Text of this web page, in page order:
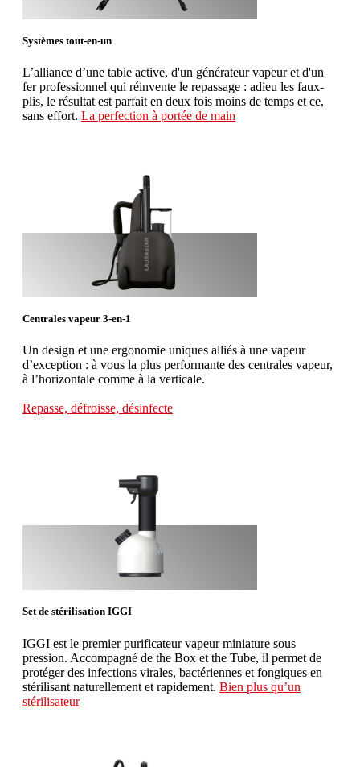
Systèmes tout-en-un
L’alliance d’une table active, d'un générateur vapeur et d'un
fer professionnel qui réinvente le repassage : adieu les faux-
plis, le résultat est parfait en deux fois moins de temps et ce,
sans effort. La perfection à portée de main
Centrales vapeur 3-en-1
Un design et une ergonomie uniques alliés à une vapeur
d’exception : à vous la plus performante des centrales vapeur,
à l’horizontale comme à la verticale.
Repasse, défroisse, désinfecte
Set de stérilisation IGGI
IGGI est le premier purificateur vapeur miniature sous
pression. Accompagné de the Box et the Tube, il permet de
protéger des infections virales, bactériennes et fongiques en
stérilisant naturellement et rapidement. Bien plus qu’un
stérilisateur